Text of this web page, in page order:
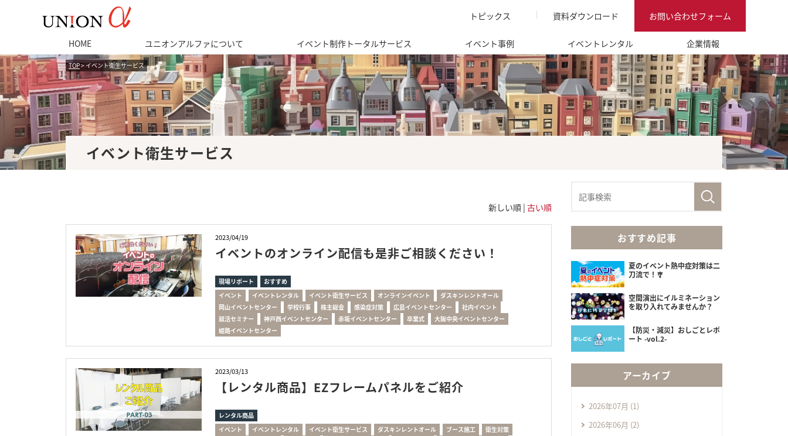
トピックス 資料ダウンロード お問い合わせフォーム
HOME ユニオンアルファについて イベント制作トータルサービス イベント事例 イベントレンタル 企業情報
TOP> イベント衛生サービス
イベント衛生サービス
新しい順 | 古い順
2023/04/19
イベントのオンライン配信も是非ご相談ください！
現場リポート
おすすめ
イベント
イベントレンタル イベント衛生サービス オンラインイベント
ダスキンレントオール
岡山イベントセンター
学校行事 株主総会 感染症対策 広島イベントセンター
社内イベント
就活セミナー
神戸西イベントセンター 赤坂イベントセンター 卒業式
大阪中央イベントセンター
姫路イベントセンター
2023/03/13
【レンタル商品】EZフレームパネルをご紹介
レンタル商品
イベント
イベントレンタル イベント衛生サービス ダスキンレントオール ブース施工
衛生対策
おすすめ記事
夏のイベント熱中症対策は二
刀流で！🎐
空間演出にイルミネーション
を取り入れてみませんか？
【防災・減災】おしごとレポ
ート -vol.2-
アーカイブ
2026年07月 (1)
2026年06月 (2)